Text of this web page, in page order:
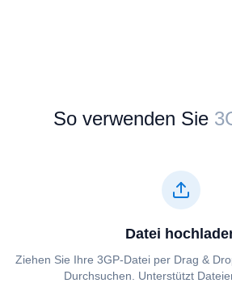
So verwenden Sie
Datei
Ziehen Sie Ihre ⁦⁦3GP⁩⁩-Datei per Drag &
Durchsuchen. Unterstützt